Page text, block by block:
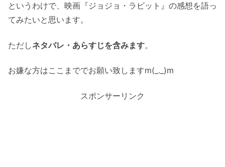
というわけで、映画『ジョジョ・ラビット』の感想を語っ
てみたいと思います。
ただしネタバレ・あらすじを含みます。
お嫌な方はここまででお願い致しますm(_._)m
スポンサーリンク